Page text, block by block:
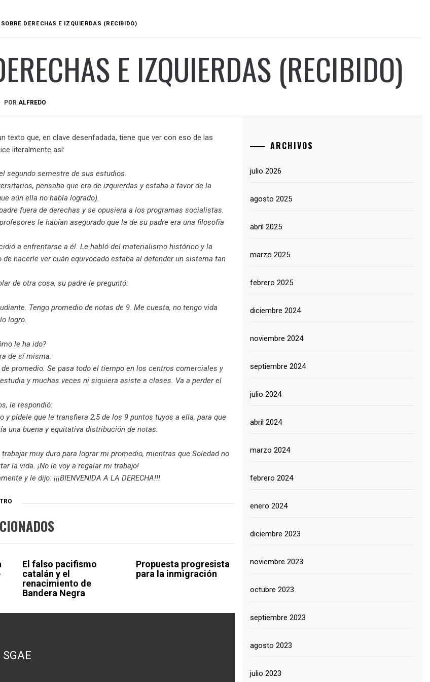
SOBRE DERECHAS E IZQUIERDAS (RECIBIDO)
E IZQUIERDAS (RECIBIDO)
POR ALFREDO
texto que, en clave desenfadada, tiene que ver con eso de las
literalmente así:
segundo semestre de sus estudios.
pensaba que era de izquierdas y estaba a favor de la
aún ella no había logrado).
fuera de derechas y se opusiera a los programas socialistas.
le habían asegurado que la de su padre era una filosofía
a enfrentarse a él. Le habló del materialismo histórico y la
hacerle ver cuán equivocado estaba al defender un sistema tan
de otra cosa, su padre le preguntó:
Tengo promedio de notas de 9. Me cuesta, no tengo vida
logro.
le ha ido?
de sí misma:
promedio. Se pasa todo el tiempo en los centros comerciales y
y muchas veces ni siquiera asiste a clases. Va a perder el
le respondió:
y pídele que le transfiera 2,5 de los 9 puntos tuyos a ella, para que
una buena y equitativa distribución de notas.
trabajar muy duro para lograr mi promedio, mientras que Soledad no
la vida. ¡No le voy a regalar mi trabajo!
y le dijo: ¡¡¡BIENVENIDA A LA DERECHA!!!
El falso pacifismo
catalán y el
renacimiento de
Bandera Negra
Propuesta progresista
para la inmigración
ARCHIVOS
julio 2026
agosto 2025
abril 2025
marzo 2025
febrero 2025
diciembre 2024
noviembre 2024
septiembre 2024
julio 2024
abril 2024
marzo 2024
febrero 2024
enero 2024
diciembre 2023
noviembre 2023
octubre 2023
septiembre 2023
agosto 2023
julio 2023